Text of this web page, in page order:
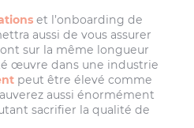
et l’onboarding de
aussi de vous assurer
sur la même longueur
œuvre dans une industrie
peut être élevé comme
aussi énormément
sacrifier la qualité de